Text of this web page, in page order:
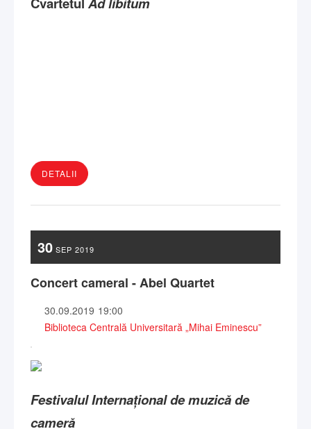
DETALII
30 SEP 2019
Concert cameral - Abel Quartet
30.09.2019 19:00
Biblioteca Centrală Universitară „Mihai Eminescu”
Festivalul Internațional de muzică de
cameră